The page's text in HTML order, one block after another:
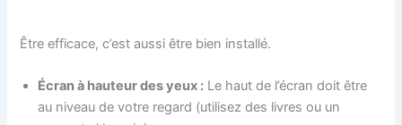
Être efficace, c’est aussi être bien installé.
Écran à hauteur des yeux : Le haut de l’écran doit être
au niveau de votre regard (utilisez des livres ou un